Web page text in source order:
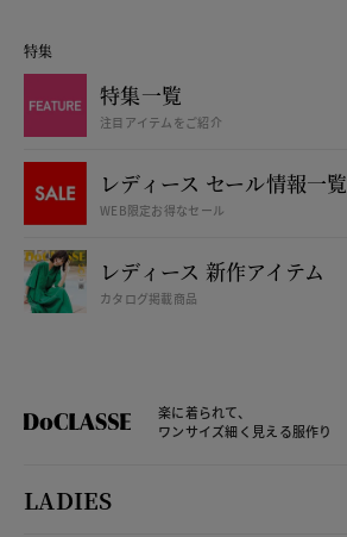
特集
特集一覧
注目アイテムをご紹介
レディース セール情報一覧
WEB限定お得なセール
レディース 新作アイテム
カタログ掲載商品
楽に着られて、
ワンサイズ細く見える服作り
LADIES